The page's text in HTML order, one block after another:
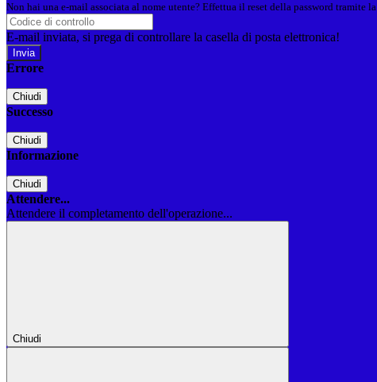
Non hai una e-mail associata al nome utente? Effettua il reset della password tramite la
E-mail inviata, si prega di controllare la casella di posta elettronica!
Errore
Chiudi
Successo
Chiudi
Informazione
Chiudi
Attendere...
Attendere il completamento dell'operazione...
Chiudi